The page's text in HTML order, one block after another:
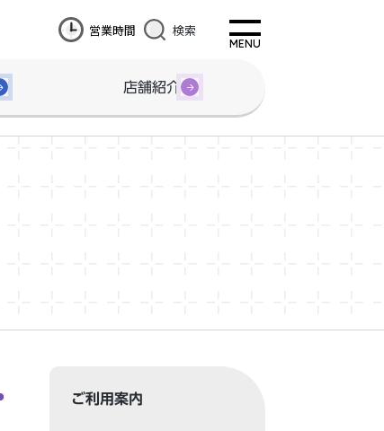
営業時間 検索
店舗紹介
ご利用案内